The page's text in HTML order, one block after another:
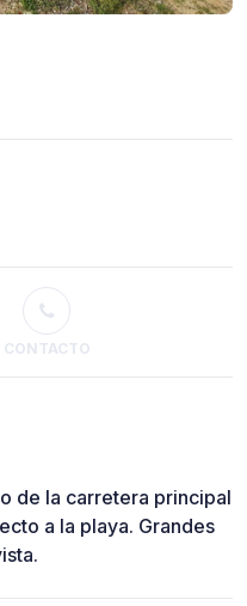
CONTACTO
de la carretera principal
a la playa. Grandes